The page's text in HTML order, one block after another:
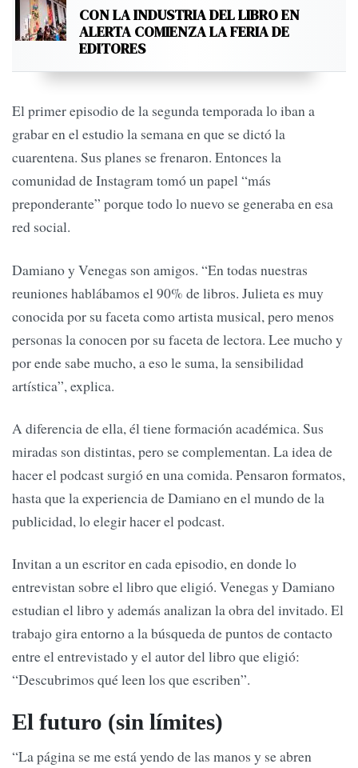
CON LA INDUSTRIA DEL LIBRO EN
ALERTA COMIENZA LA FERIA DE
EDITORES
El primer episodio de la segunda temporada lo iban a
grabar en el estudio la semana en que se dictó la
cuarentena. Sus planes se frenaron. Entonces la
comunidad de Instagram tomó un papel “más
preponderante” porque todo lo nuevo se generaba en esa
red social.
Damiano y Venegas son amigos. “En todas nuestras
reuniones hablábamos el 90% de libros. Julieta es muy
conocida por su faceta como artista musical, pero menos
personas la conocen por su faceta de lectora. Lee mucho y
por ende sabe mucho, a eso le suma, la sensibilidad
artística”, explica.
A diferencia de ella, él tiene formación académica. Sus
miradas son distintas, pero se complementan. La idea de
hacer el podcast surgió en una comida. Pensaron formatos,
hasta que la experiencia de Damiano en el mundo de la
publicidad, lo elegir hacer el podcast.
Invitan a un escritor en cada episodio, en donde lo
entrevistan sobre el libro que eligió. Venegas y Damiano
estudian el libro y además analizan la obra del invitado. El
trabajo gira entorno a la búsqueda de puntos de contacto
entre el entrevistado y el autor del libro que eligió:
“Descubrimos qué leen los que escriben”.
El futuro (sin límites)
“La página se me está yendo de las manos y se abren